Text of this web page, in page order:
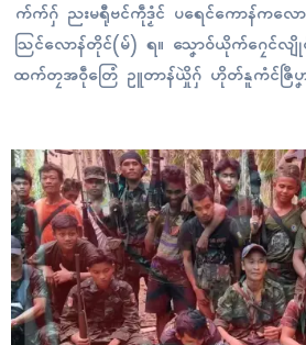
က်က်ဂှ် ညးမရီုဗၚ်ကဵုဒၟံၚ် ပရေၚ်ကောန်ကလေ
သြၚ်လောန်တိုၚ်(မ်) ရ။ သၞောဝ်ယိုက်ဂၠေၚ်လျို
ထက်တၠအဝဵုတြေံ ဥူတာန်ယှိုဲဂှ် ဟိုတ်နူကံၚ်ဇြဳပၞာ
ဗၟာ…